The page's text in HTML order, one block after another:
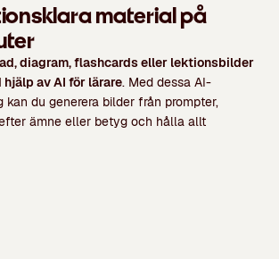
material på
diagram, flashcards eller lektionsbilder
hjälp av AI för lärare. Med dessa AI-
kan du generera bilder från prompter,
ämne eller betyg och hålla allt